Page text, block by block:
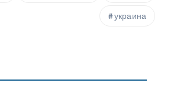
украина